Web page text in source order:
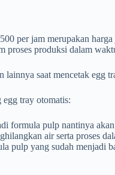
per jam merupakan
proses produksi dalam
lainnya saat mencetak
tray otomatis:
formula pulp nantinya
air serta proses
pulp yang sudah menjadi